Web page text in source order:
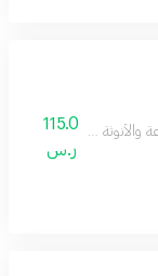
والأنوثة فواح ورائع
115.0
ر.س